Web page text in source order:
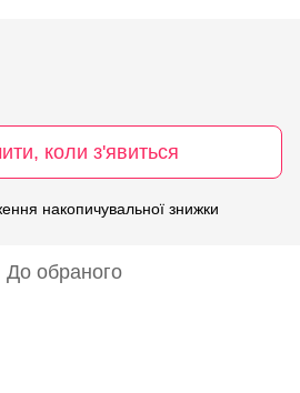
коли з'явиться
накопичувальної знижки
До обраного